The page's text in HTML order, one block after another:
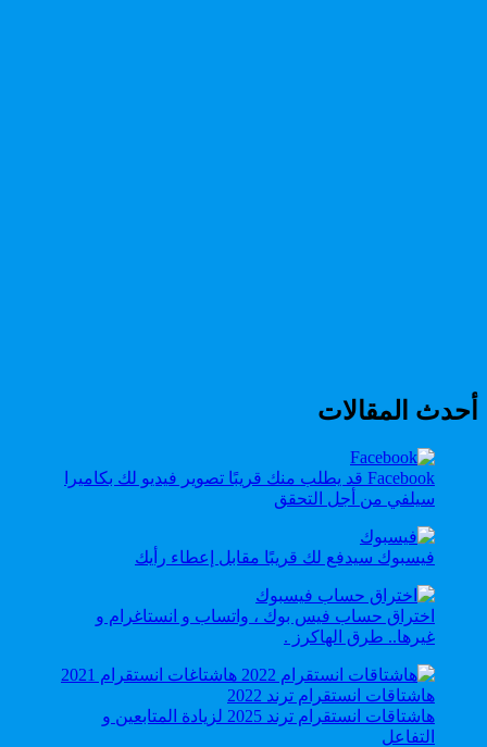
أحدث المقالات
Facebook قد يطلب منك قريبًا تصوير فيديو لك بكاميرا
سيلفي من أجل التحقق
فيسبوك سيدفع لك قريبًا مقابل إعطاء رأيك
اختراق حساب فيس بوك ، واتساب و انستاغرام و
غيرها.. طرق الهاكرز .
هاشتاقات انستقرام ترند 2025 لزيادة المتابعين و
التفاعل